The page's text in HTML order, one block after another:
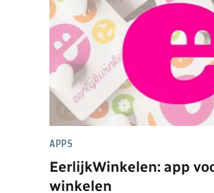
APPS
EerlijkWinkelen: app
winkelen